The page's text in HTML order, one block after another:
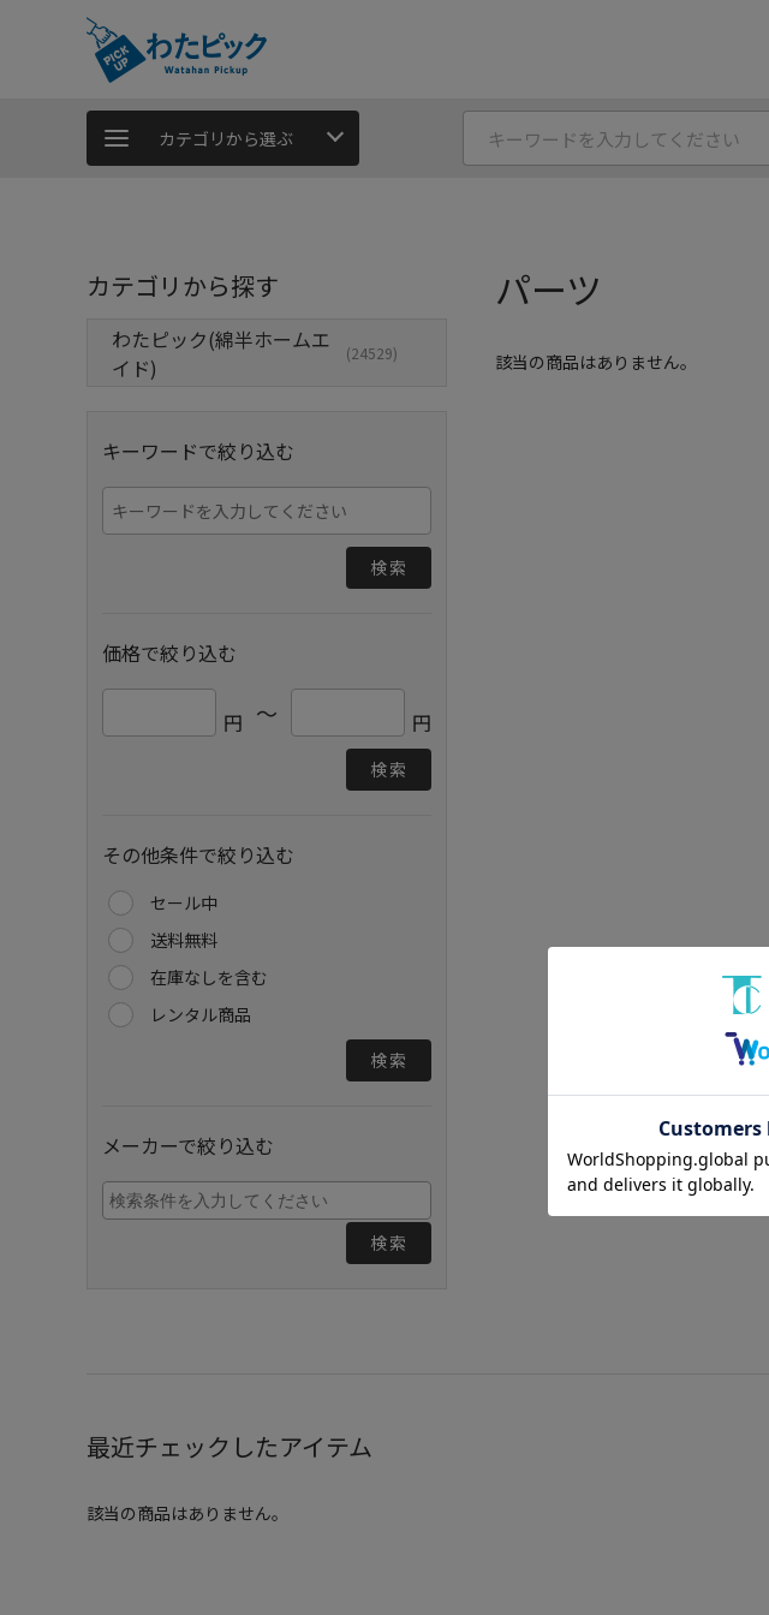
カテゴリから選ぶ
カテゴリから探す
わたピック(綿半ホームエ
イド)
(24529)
キーワードで絞り込む
検索
価格で絞り込む
円 ～ 円
検索
その他条件で絞り込む
セール中
送料無料
在庫なしを含む
レンタル商品
検索
メーカーで絞り込む
検索
パーツ
該当の商品はありません。
最近チェックしたアイテム
該当の商品はありません。